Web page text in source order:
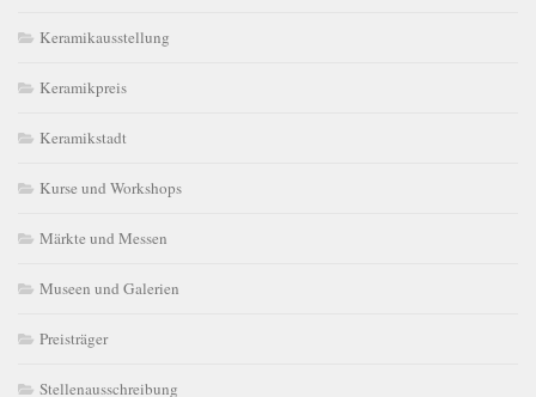
Keramikausstellung
Keramikpreis
Keramikstadt
Kurse und Workshops
Märkte und Messen
Museen und Galerien
Preisträger
Stellenausschreibung